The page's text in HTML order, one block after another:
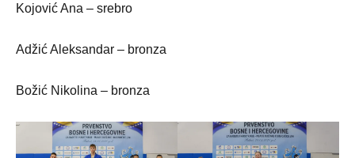
Kojović Ana – srebro
Adžić Aleksandar – bronza
Božić Nikolina – bronza